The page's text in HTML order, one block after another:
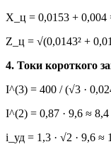
X_ц = 0,0153 +
Z_ц = √(0,0143² +
4. Токи короткого
I^(3) = 400 / (√3 ·
I^(2) = 0,87 · 9,6 ≈
i_уд = 1,3 · √2 · 9,6 ≈